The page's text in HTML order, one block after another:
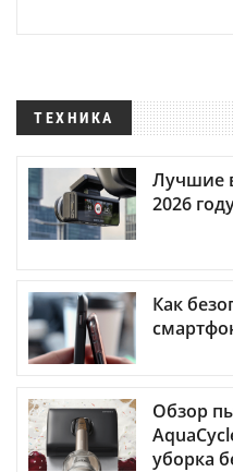
ТЕХНИКА
Лучшие
2026
Как
Обзор
уборка